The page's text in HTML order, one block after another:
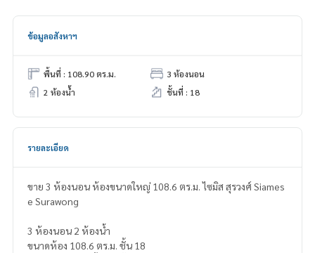
ข้อมูลอสังหาฯ
พื้นที่ : 108.90 ตร.ม.
3 ห้องนอน
2 ห้องน้ำ
ชั้นที่ : 18
รายละเอียด
ขาย 3 ห้องนอน ห้องขนาดใหญ่ 108.6 ตร.ม. ไซมิส สุรวงศ์ Siames
e Surawong
3 ห้องนอน 2 ห้องน้ำ
ขนาดห้อง 108.6 ตร.ม. ชั้น 18